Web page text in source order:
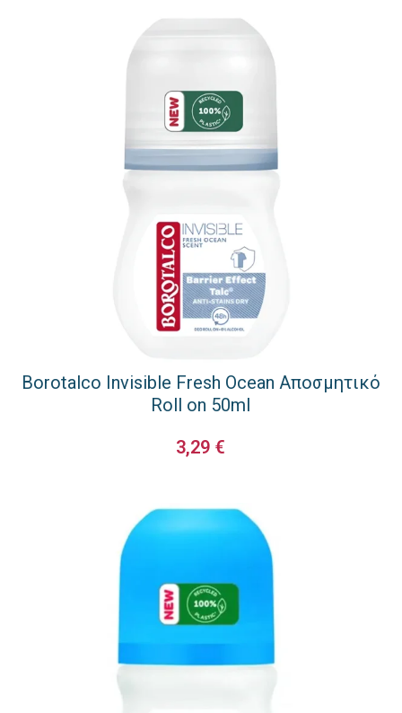
Borotalco Invisible Fresh Ocean Αποσμητικό
Roll on 50ml
3,29 €